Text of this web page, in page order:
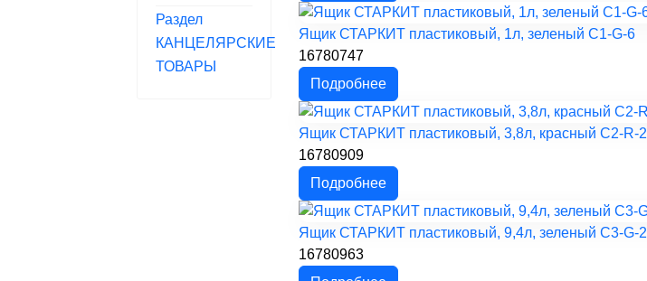
Раздел
КАНЦЕЛЯРСКИЕ
ТОВАРЫ
Ящик СТАРКИТ пластиковый, 1л, зеленый C1-G-6
16780747
Подробнее
Ящик СТАРКИТ пластиковый, 3,8л, красный C2-R-2
16780909
Подробнее
Ящик СТАРКИТ пластиковый, 9,4л, зеленый C3-G-2
16780963